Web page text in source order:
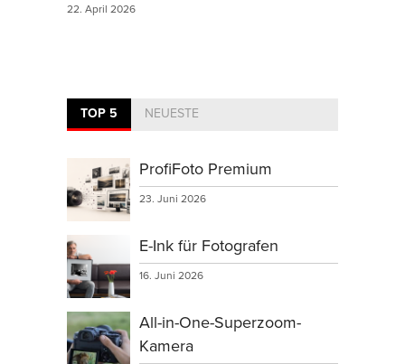
22. April 2026
TOP 5 NEUESTE
ProfiFoto Premium
23. Juni 2026
E-Ink für Fotografen
16. Juni 2026
All-in-One-Superzoom-
Kamera